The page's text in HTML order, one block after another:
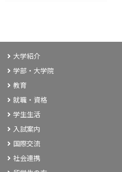
大学紹介
学部・大学院
教育
就職・資格
学生生活
入試案内
国際交流
社会連携